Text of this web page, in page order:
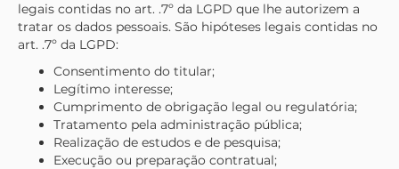
legais contidas no art. .7º da LGPD que lhe autorizem a
tratar os dados pessoais. São hipóteses legais contidas no
art. .7º da LGPD:
Consentimento do titular;
Legítimo interesse;
Cumprimento de obrigação legal ou regulatória;
Tratamento pela administração pública;
Realização de estudos e de pesquisa;
Execução ou preparação contratual;